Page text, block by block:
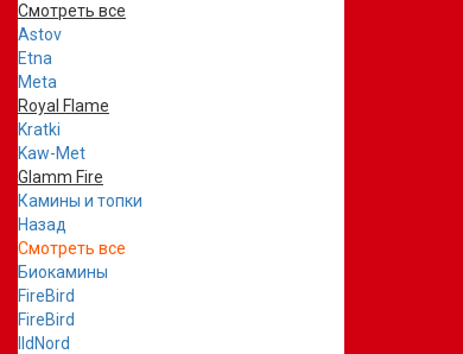
Смотреть все
Astov
Etna
Meta
Royal Flame
Kratki
Kaw-Met
Glamm Fire
Камины и топки
Назад
Смотреть все
Биокамины
FireBird
FireBird
IldNord